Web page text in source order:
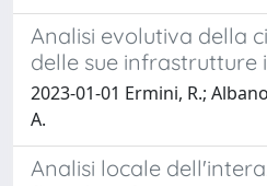
Analisi evolutiva della
delle sue infrastrutture
2023-01-01 Ermini, R.;
A.
Analisi locale